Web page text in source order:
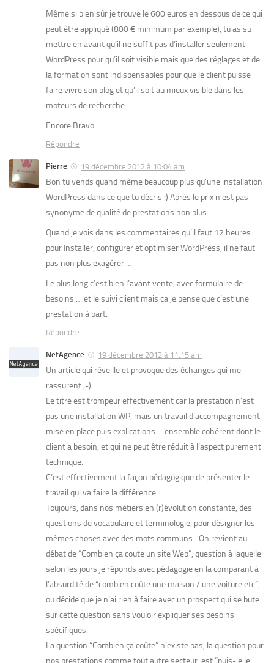
Même si bien sûr je trouve le 600 euros en dessous de ce qui
peut être appliqué (800 € minimum par exemple), tu as su
mettre en avant qu’il ne suffit pas d’installer seulement
WordPress pour qu’il soit visible mais que des réglages et de
la formation sont indispensables pour que le client puisse
faire vivre son blog et qu’il soit au mieux visible dans les
moteurs de recherche.
Encore Bravo
Répondre
Pierre 19 décembre 2012 à 10:04 am
Bon tu vends quand même beaucoup plus qu’une installation
WordPress dans ce que tu décris ;) Après le prix n’est pas
synonyme de qualité de prestations non plus.
Quand je vois dans les commentaires qu’il faut 12 heures
pour Installer, configurer et optimiser WordPress, il ne faut
pas non plus exagérer …
Le plus long c’est bien l’avant vente, avec formulaire de
besoins … et le suivi client mais ça je pense que c’est une
prestation à part.
Répondre
NetAgence 19 décembre 2012 à 11:15 am
Un article qui réveille et provoque des échanges qui me
rassurent ;-)
Le titre est trompeur effectivement car la prestation n’est
pas une installation WP, mais un travail d’accompagnement,
mise en place puis explications – ensemble cohérent dont le
client a besoin, et qui ne peut être réduit à l’aspect purement
technique.
C’est effectivement la façon pédagogique de présenter le
travail qui va faire la différence.
Toujours, dans nos métiers en (r)évolution constante, des
questions de vocabulaire et terminologie, pour désigner les
mêmes choses avec des mots communs…On revient au
débat de “Combien ça coute un site Web”, question à laquelle
selon les jours je réponds avec pédagogie en la comparant à
l’absurdité de “combien coûte une maison / une voiture etc”,
ou décide que je n’ai rien à faire avec un prospect qui se bute
sur cette question sans vouloir expliquer ses besoins
spécifiques.
La question “Combien ça coûte” n’existe pas, la question pour
nos prestations comme tout autre secteur, est “puis-je le